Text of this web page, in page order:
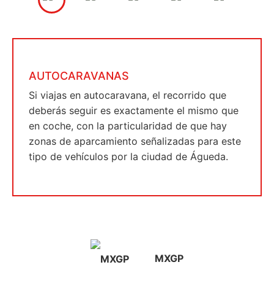
AUTOCARAVANAS
Si viajas en autocaravana, el recorrido que
deberás seguir es exactamente el mismo que
en coche, con la particularidad de que hay
zonas de aparcamiento señalizadas para este
tipo de vehículos por la ciudad de Águeda.
MXGP